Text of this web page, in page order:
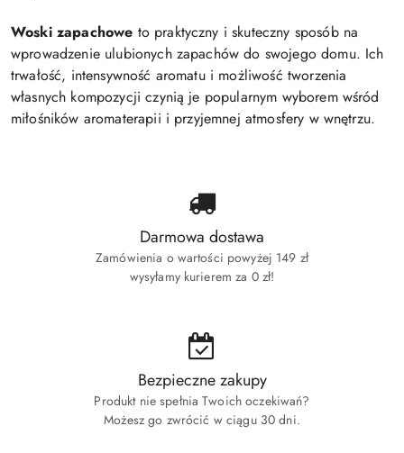
Woski zapachowe to praktyczny i skuteczny sposób na
wprowadzenie ulubionych zapachów do swojego domu. Ich
trwałość, intensywność aromatu i możliwość tworzenia
własnych kompozycji czynią je popularnym wyborem wśród
miłośników aromaterapii i przyjemnej atmosfery w wnętrzu.
Darmowa dostawa
Zamówienia o wartości powyżej 149 zł
wysyłamy kurierem za 0 zł!
Bezpieczne zakupy
Produkt nie spełnia Twoich oczekiwań?
Możesz go zwrócić w ciągu 30 dni.